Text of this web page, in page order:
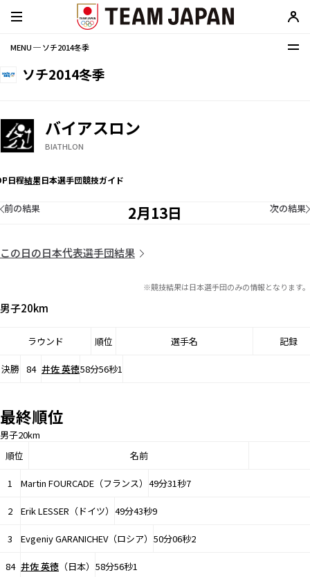
MENU ─ ソチ2014冬季
ソチ2014冬季
バイアスロン
BIATHLON
日程結果日本選手団競技ガイド
2月13日
前の結果 次の結果
この日の日本代表選手団結果
※競技結果は日本選手団のみの情報となります。
男子20km
ラウンド 順位 選手名 記録
決勝 84 井佐 英徳58分56秒1
最終順位
男子20km
順位
名前
1 Martin FOURCADE（フランス） 49分31秒7
2 Erik LESSER（ドイツ） 49分43秒9
3 Evgeniy GARANICHEV（ロシア） 50分06秒2
84 井佐 英徳 （日本） 58分56秒1